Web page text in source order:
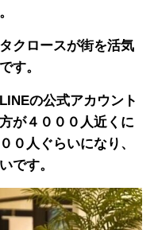
クロースが街を活気
す。
の公式アカウント
が４０００人近くに
０人ぐらいになり、
です。